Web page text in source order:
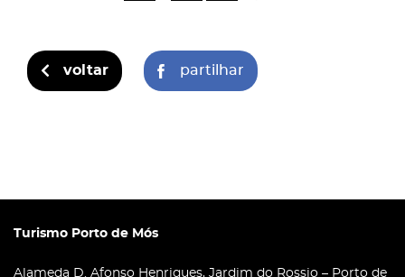
voltar partilhar
Turismo Porto de Mós
Alameda D. Afonso Henriques, Jardim do Rossio – Porto de